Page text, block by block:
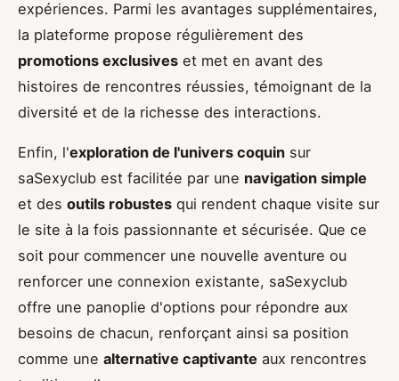
expériences. Parmi les avantages supplémentaires,
la plateforme propose régulièrement des
promotions exclusives et met en avant des
histoires de rencontres réussies, témoignant de la
diversité et de la richesse des interactions.
Enfin, l'exploration de l'univers coquin sur
saSexyclub est facilitée par une navigation simple
et des outils robustes qui rendent chaque visite sur
le site à la fois passionnante et sécurisée. Que ce
soit pour commencer une nouvelle aventure ou
renforcer une connexion existante, saSexyclub
offre une panoplie d'options pour répondre aux
besoins de chacun, renforçant ainsi sa position
comme une alternative captivante aux rencontres